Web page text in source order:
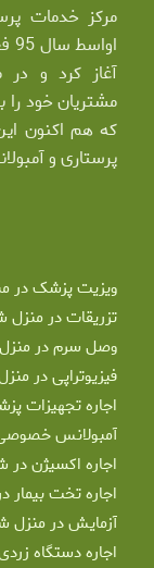
مرکز خدمات
آغاز کرد و در
مشتریان خود
که هم اکنون
پرستاری و
ویزیت پزشک در
تزریقات در منزل
وصل سرم در
فیزیوتراپی در
اجاره تجهیزات
آمبولانس
اجاره اکسیژن در
اجاره تخت بیمار
آزمایش در منزل
اجاره دستگاه